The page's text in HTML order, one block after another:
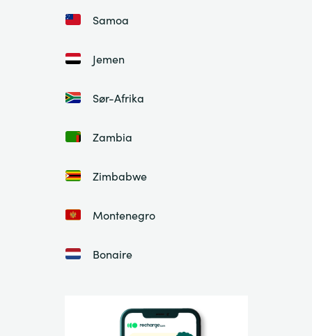
Samoa
Jemen
Sør-Afrika
Zambia
Zimbabwe
Montenegro
Bonaire